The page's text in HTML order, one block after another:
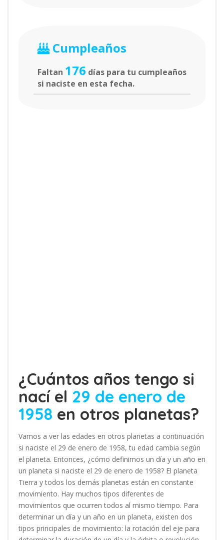
Cumpleaños
Faltan 176 días para tu cumpleaños
si naciste en esta fecha.
¿Cuántos años tengo si
nací el 29 de enero de
1958 en otros planetas?
Vamos a ver las edades en otros planetas a continuación
si naciste el 29 de enero de 1958, tu edad cambia según
el planeta. Entonces, ¿cómo definimos un día y un año en
un planeta si naciste el 29 de enero de 1958? El planeta
Tierra y todos los demás planetas están en constante
movimiento. Hay muchos tipos diferentes de
movimientos que ocurren todos al mismo tiempo. Para
determinar un día y un año en un planeta, existen dos
tipos principales de movimiento: la rotación del eje para